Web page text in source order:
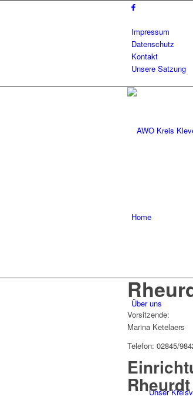
Impressum
Datenschutz
Kontakt
Unsere Satzung
Home
Über uns
Unser
Vorsitzende:
Marina Ketelaers
Telefon: 02845/
Rheurdt